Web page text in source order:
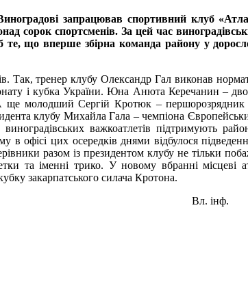
запрацював спортивний клуб
сорок спортсменів. За цей час
те, що вперше збірна команда району у
Так, тренер клубу Олександр Гал виконав
і кубка України. Юна Анюта Керечанин –
ще молодший Сергій Кротюк – першорозрядник
клубу Михайла Гала – чемпіона
важкоатлетів підтримують
в офісі цих осередків днями відбулося
разом із президентом клубу не тільки
та іменні трико. У новому вбранні місцеві
закарпатського силача Кротона.
Вл. інф.